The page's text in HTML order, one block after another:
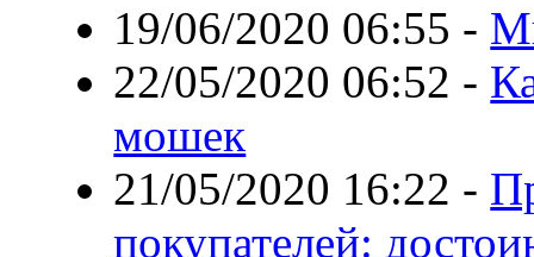
19/06/2020 06:55 -
22/05/2020 06:52 -
мошек
21/05/2020 16:22 -
покупателей: